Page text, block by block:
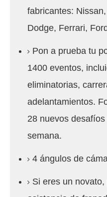
fabricantes:
Dodge, Ferrari,
Pon a prueba tu
1400 eventos,
eliminatorias,
adelantamientos.
28 nuevos
semana.
4 ángulos de
Si eres un